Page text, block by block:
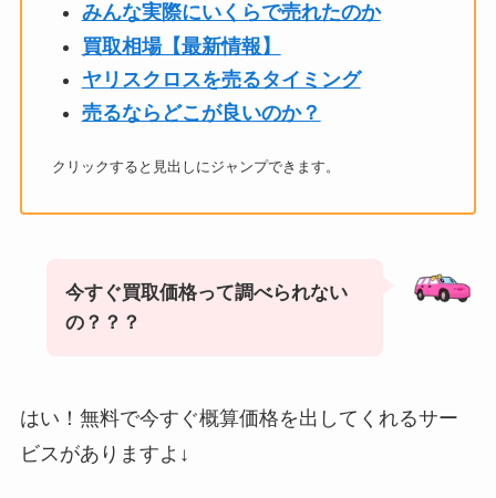
みんな実際にいくらで売れたのか
買取相場【最新情報】
ヤリスクロスを売るタイミング
売るならどこが良いのか？
クリックすると見出しにジャンプできます。
今すぐ買取価格って調べられない
の？？？
はい！無料で今すぐ概算価格を出してくれるサー
ビスがありますよ↓